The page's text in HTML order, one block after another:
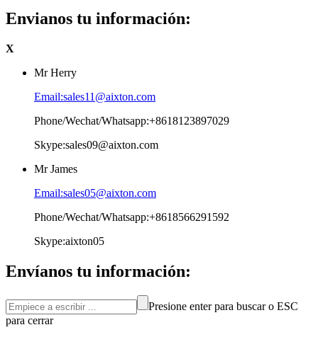
Envianos tu información:
X
Mr Herry
Email:sales11@aixton.com
Phone/Wechat/Whatsapp:+8618123897029
Skype:sales09@aixton.com
Mr James
Email:sales05@aixton.com
Phone/Wechat/Whatsapp:+8618566291592
Skype:aixton05
Envíanos tu información:
Presione enter para buscar o ESC
para cerrar